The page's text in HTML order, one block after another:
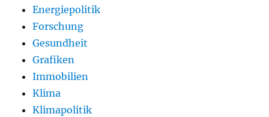
Energiepolitik
Forschung
Gesundheit
Grafiken
Immobilien
Klima
Klimapolitik